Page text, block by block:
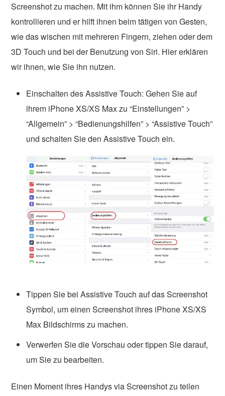
Screenshot zu machen. Mit ihm können Sie ihr Handy
kontrollieren und er hilft ihnen beim tätigen von Gesten,
wie das wischen mit mehreren Fingern, ziehen oder dem
3D Touch und bei der Benutzung von Siri. Hier erklären
wir ihnen, wie Sie ihn nutzen.
Einschalten des Assistive Touch: Gehen Sie auf
ihrem iPhone XS/XS Max zu “Einstellungen” >
“Allgemein” > “Bedienungshilfen” > “Assistive Touch”
und schalten Sie den Assistive Touch ein.
Tippen Sie bei Assistive Touch auf das Screenshot
Symbol, um einen Screenshot ihres iPhone XS/XS
Max Bildschirms zu machen.
Verwerfen Sie die Vorschau oder tippen Sie darauf,
um Sie zu bearbeiten.
Einen Moment ihres Handys via Screenshot zu teilen